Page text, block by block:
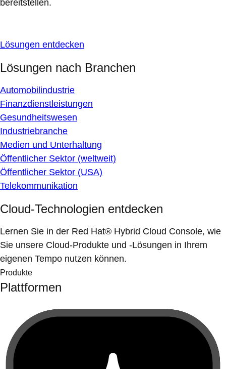
bereitstellen.
Lösungen entdecken
Lösungen nach Branchen
Automobilindustrie
Finanzdienstleistungen
Gesundheitswesen
Industriebranche
Medien und Unterhaltung
Öffentlicher Sektor (weltweit)
Öffentlicher Sektor (USA)
Telekommunikation
Cloud-Technologien entdecken
Lernen Sie in der Red Hat® Hybrid Cloud Console, wie
Sie unsere Cloud-Produkte und -Lösungen in Ihrem
eigenen Tempo nutzen können.
Produkte
Plattformen